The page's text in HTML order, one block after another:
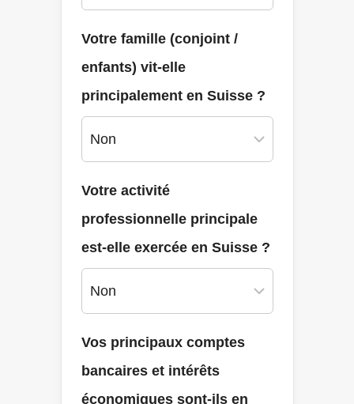
Votre famille (conjoint /
enfants) vit-elle
principalement en Suisse ?
Votre activité
professionnelle principale
est-elle exercée en Suisse ?
Vos principaux comptes
bancaires et intérêts
économiques sont-ils en